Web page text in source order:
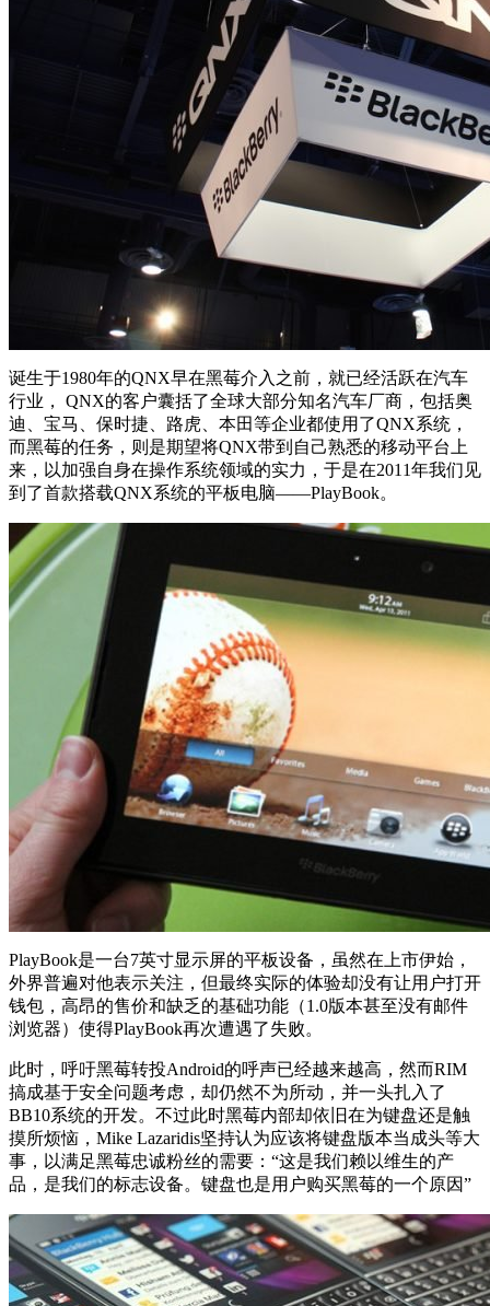
诞生于1980年的QNX早在黑莓介入之前，就已经活跃在汽车
行业， QNX的客户囊括了全球大部分知名汽车厂商，包括奥
迪、宝马、保时捷、路虎、本田等企业都使用了QNX系统，
而黑莓的任务，则是期望将QNX带到自己熟悉的移动平台上
来，以加强自身在操作系统领域的实力，于是在2011年我们见
到了首款搭载QNX系统的平板电脑——PlayBook。
PlayBook是一台7英寸显示屏的平板设备，虽然在上市伊始，
外界普遍对他表示关注，但最终实际的体验却没有让用户打开
钱包，高昂的售价和缺乏的基础功能（1.0版本甚至没有邮件
浏览器）使得PlayBook再次遭遇了失败。
此时，呼吁黑莓转投Android的呼声已经越来越高，然而RIM
搞成基于安全问题考虑，却仍然不为所动，并一头扎入了
BB10系统的开发。不过此时黑莓内部却依旧在为键盘还是触
摸所烦恼，Mike Lazaridis坚持认为应该将键盘版本当成头等大
事，以满足黑莓忠诚粉丝的需要：“这是我们赖以维生的产
品，是我们的标志设备。键盘也是用户购买黑莓的一个原因”